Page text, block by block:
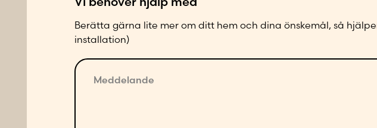
k
o
n
a
Berätta gärna lite mer om ditt hem och dina önskemål, så
installation)
M